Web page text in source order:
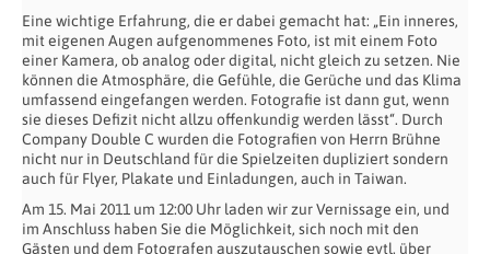
Eine wichtige Erfahrung, die er dabei gemacht hat: „Ein inneres,
mit eigenen Augen aufgenommenes Foto, ist mit einem Foto
einer Kamera, ob analog oder digital, nicht gleich zu setzen. Nie
können die Atmosphäre, die Gefühle, die Gerüche und das Klima
umfassend eingefangen werden. Fotografie ist dann gut, wenn
sie dieses Defizit nicht allzu offenkundig werden lässt“. Durch
Company Double C wurden die Fotografien von Herrn Brühne
nicht nur in Deutschland für die Spielzeiten dupliziert sondern
auch für Flyer, Plakate und Einladungen, auch in Taiwan.
Am 15. Mai 2011 um 12:00 Uhr laden wir zur Vernissage ein, und
im Anschluss haben Sie die Möglichkeit, sich noch mit den
Gästen und dem Fotografen auszutauschen sowie evtl. über